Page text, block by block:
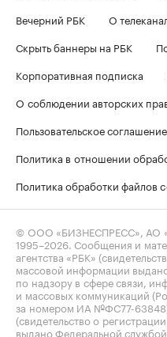
Вечерний РБК
О
Скрыть баннеры на РБК
Корпоративная подписка
О соблюдении авторских
Пользовательское соглашение
Политика в отношении
Политика обработки файлов
© ООО «БИЗНЕСПРЕСС», АО
1995–2026 . Сообщения и
агентства «РБК»
массовой информации
по надзору в сфере связи,
и массовых коммуникаций
за номером ИА №ФС77-63848)
(свидетельство о
выдано Федеральной